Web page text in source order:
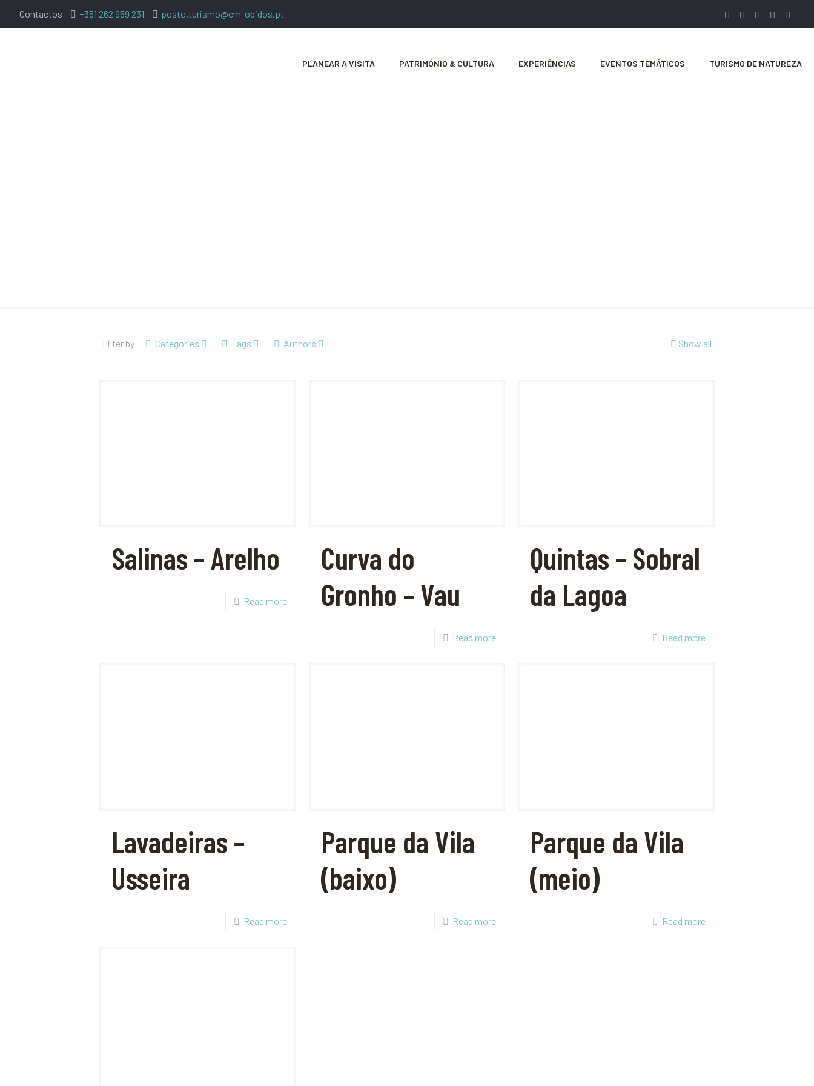
Contactos +351 262 959 231 posto.turismo@cm-obidos.pt
PLANEAR A VISITA PATRIMÓNIO & CULTURA EXPERIÊNCIAS EVENTOS TEMÁTICOS TURISMO DE NATUREZA
Filter by Categories Tags Authors Show all
Salinas – Arelho
Read more
Curva do
Gronho – Vau
Read more
Quintas – Sobral
da Lagoa
Read more
Lavadeiras –
Usseira
Read more
Parque da Vila
(baixo)
Read more
Parque da Vila
(meio)
Read more